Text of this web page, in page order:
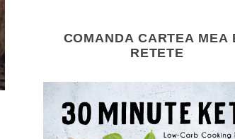
COMANDA CARTEA MEA
RETETE